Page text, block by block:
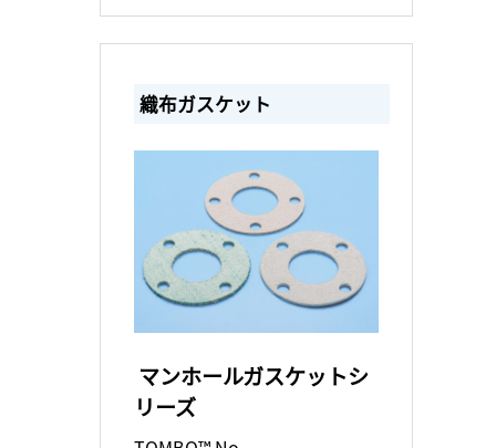
織布ガスケット
マンホールガスケットシ
リーズ